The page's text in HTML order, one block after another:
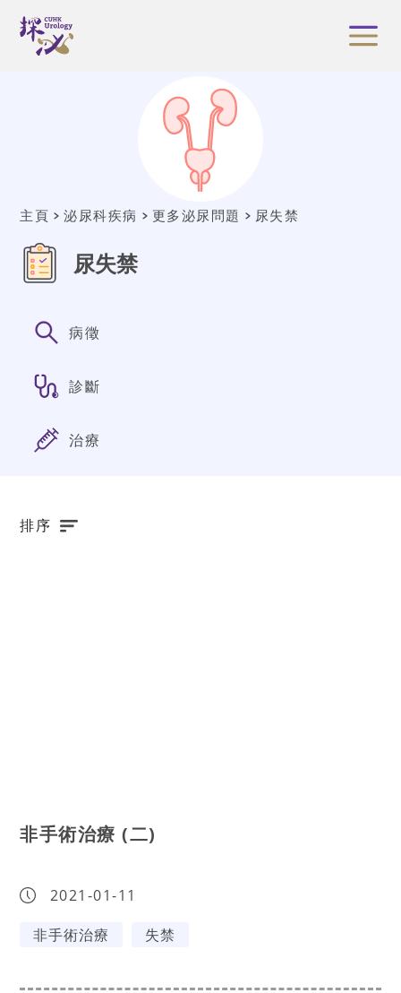
主頁 泌尿科疾病 更多泌尿問題 尿失禁
尿失禁
病徵
診斷
治療
排序
非手術治療 (二)
2021-01-11
非手術治療
失禁